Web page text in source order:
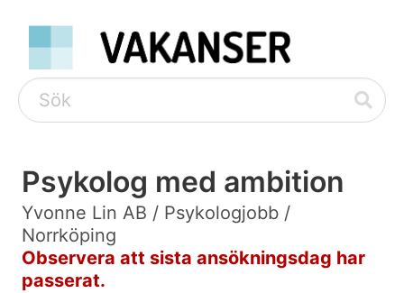
Psykolog med ambition
Yvonne Lin AB / Psykologjobb /
Norrköping
Observera att sista ansökningsdag har
passerat.